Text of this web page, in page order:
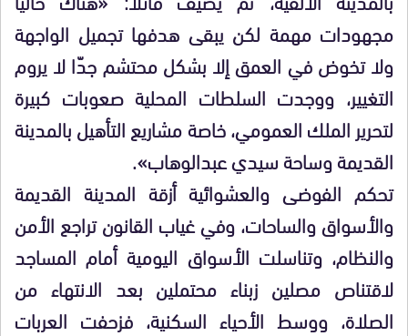
مجهودات مهمة لكن يبقى هدفها تجميل الواجهة
ولا تخوض في العمق إلا بشكل محتشم جدّا لا يروم
التغيير، ووجدت السلطات المحلية صعوبات كبيرة
لتحرير الملك العمومي، خاصة مشاريع التأهيل بالمدينة
القديمة وساحة سيدي عبدالوهاب».
تحكم الفوضى والعشوائية أزقة المدينة القديمة
والأسواق والساحات، وفي غياب القانون تراجع الأمن
والنظام، وتناسلت الأسواق اليومية أمام المساجد
لاقتناص مصلين زبناء محتملين بعد الانتهاء من
الصلاة، ووسط الأحياء السكنية، فزحفت العربات